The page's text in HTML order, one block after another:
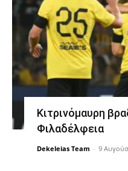
Κιτρινόμαυρη
Φιλαδέλφεια
Dekeleias Team - 9